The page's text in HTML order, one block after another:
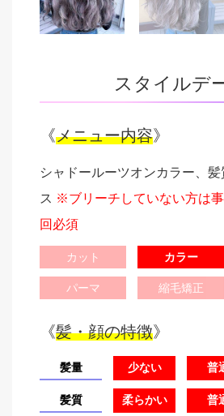
スタイルデ
《メニュー内容》
シャドールーツオンカラー、髪
ス ※ブリーチしていない方は
回必須
カット カラー
パーマ 縮毛矯正
《髪・顔の特徴》
髪量 少ない 普
髪質 柔らかい 普